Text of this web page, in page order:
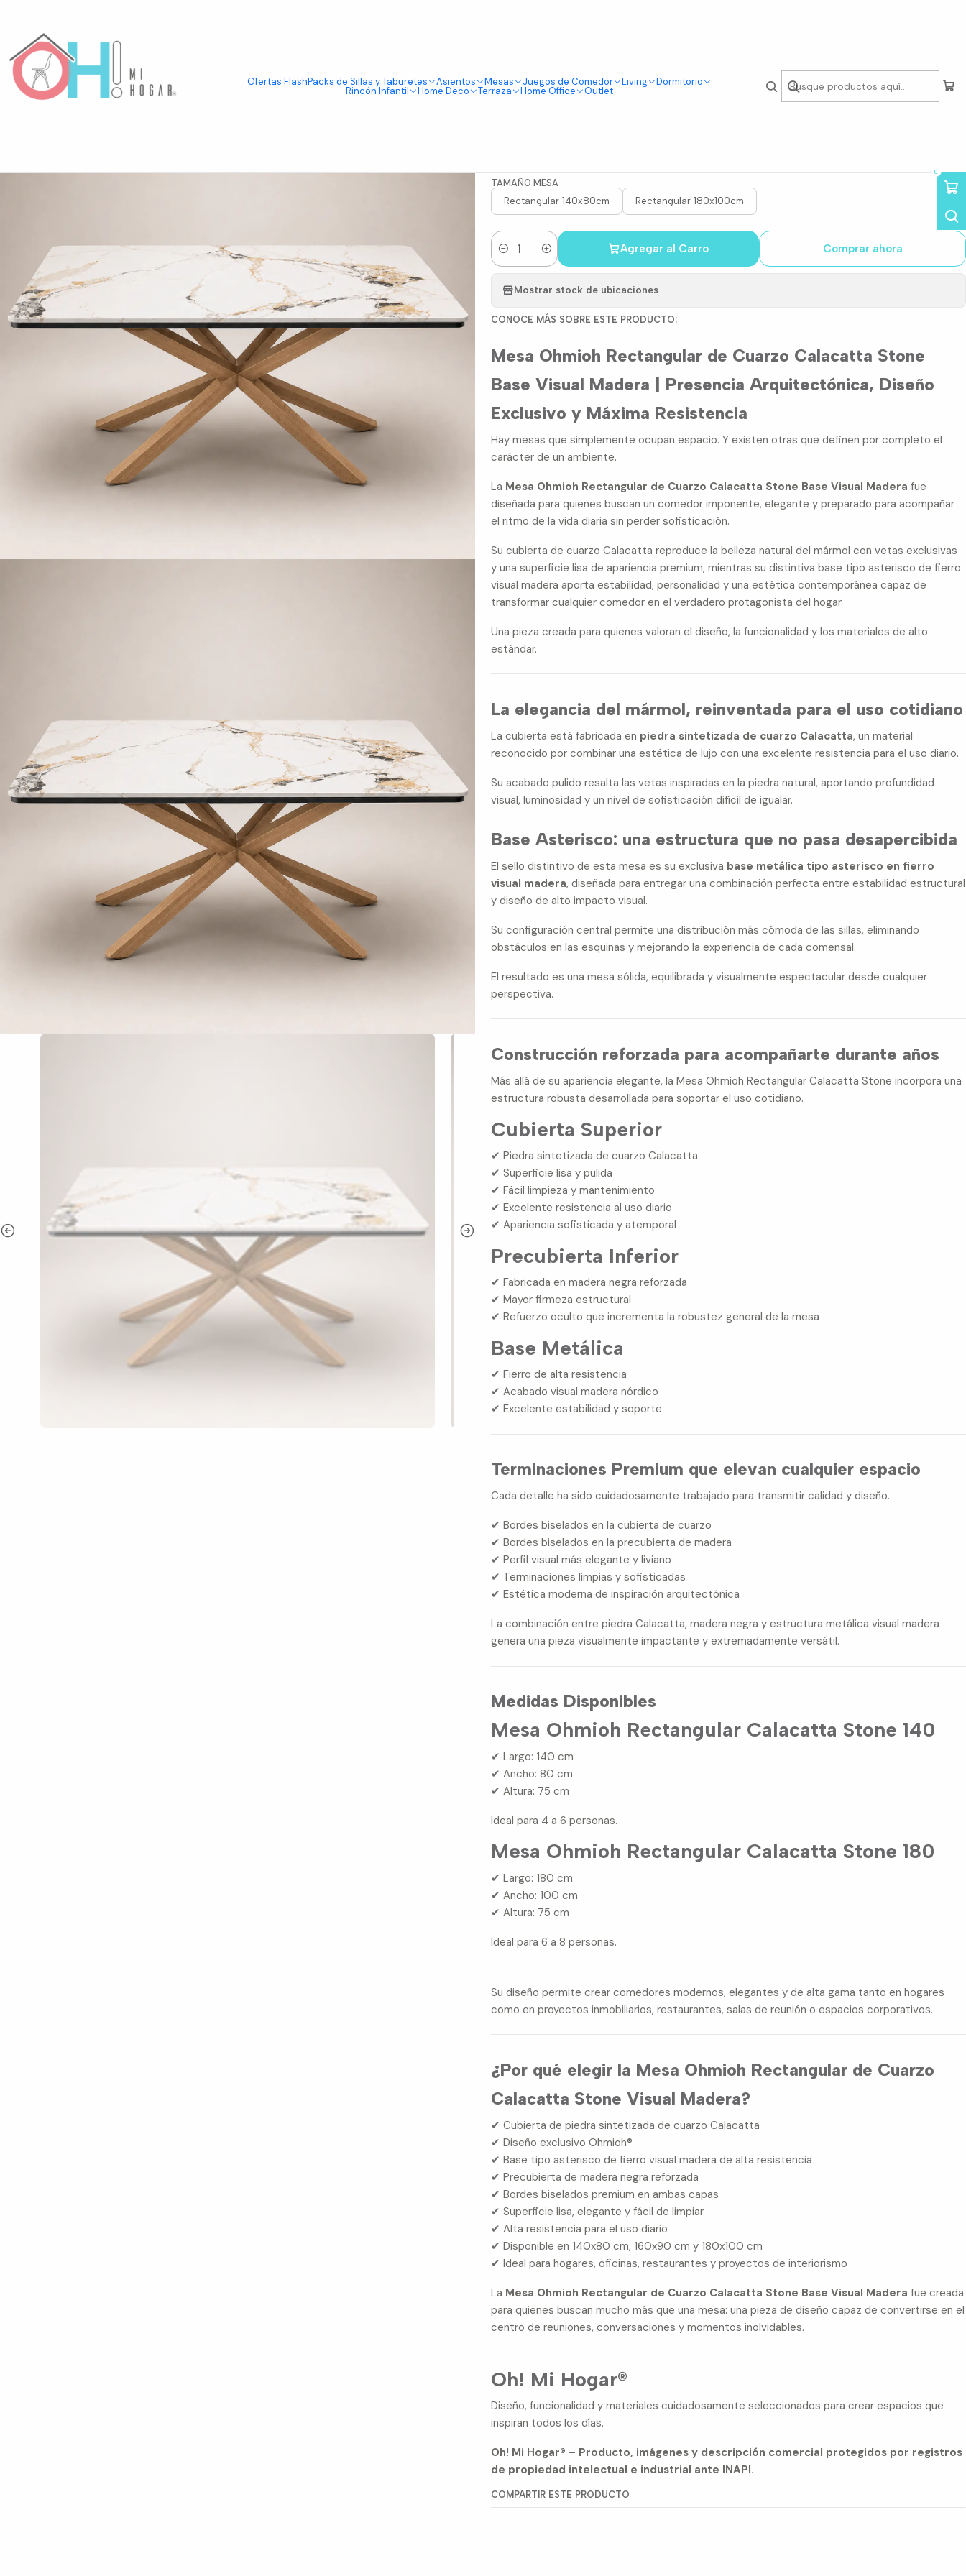
Ofertas FlashPacks de Sillas y Taburetes Asientos Mesas Juegos de Comedor Living Dormitorio
Rincón Infantil Home Deco Terraza Home Office Outlet
0
Mesas
|
Mesa Ohmioh Rectangular de
TAMAÑO MESA
Rectangular 140x80cm Rectangular 180x100cm
Cantidad
Agregar al Carro Comprar ahora
Mostrar stock de ubicaciones
CONOCE MÁS SOBRE ESTE PRODUCTO:
Mesa Ohmioh Rectangular de Cuarzo Calacatta Stone
Base Visual Madera | Presencia Arquitectónica, Diseño
Exclusivo y Máxima Resistencia
Hay mesas que simplemente ocupan espacio. Y existen otras que definen por completo el
carácter de un ambiente.
La Mesa Ohmioh Rectangular de Cuarzo Calacatta Stone Base Visual Madera fue
diseñada para quienes buscan un comedor imponente, elegante y preparado para acompañar
el ritmo de la vida diaria sin perder sofisticación.
Su cubierta de cuarzo Calacatta reproduce la belleza natural del mármol con vetas exclusivas
y una superficie lisa de apariencia premium, mientras su distintiva base tipo asterisco de fierro
visual madera aporta estabilidad, personalidad y una estética contemporánea capaz de
transformar cualquier comedor en el verdadero protagonista del hogar.
Una pieza creada para quienes valoran el diseño, la funcionalidad y los materiales de alto
estándar.
La elegancia del mármol, reinventada para el uso cotidiano
La cubierta está fabricada en piedra sintetizada de cuarzo Calacatta, un material
reconocido por combinar una estética de lujo con una excelente resistencia para el uso diario.
Su acabado pulido resalta las vetas inspiradas en la piedra natural, aportando profundidad
visual, luminosidad y un nivel de sofisticación difícil de igualar.
Base Asterisco: una estructura que no pasa desapercibida
El sello distintivo de esta mesa es su exclusiva base metálica tipo asterisco en fierro
visual madera, diseñada para entregar una combinación perfecta entre estabilidad estructural
y diseño de alto impacto visual.
Su configuración central permite una distribución más cómoda de las sillas, eliminando
obstáculos en las esquinas y mejorando la experiencia de cada comensal.
El resultado es una mesa sólida, equilibrada y visualmente espectacular desde cualquier
perspectiva.
Construcción reforzada para acompañarte durante años
Más allá de su apariencia elegante, la Mesa Ohmioh Rectangular Calacatta Stone incorpora una
estructura robusta desarrollada para soportar el uso cotidiano.
Cubierta Superior
✔ Piedra sintetizada de cuarzo Calacatta
✔ Superficie lisa y pulida
✔ Fácil limpieza y mantenimiento
✔ Excelente resistencia al uso diario
✔ Apariencia sofisticada y atemporal
Precubierta Inferior
✔ Fabricada en madera negra reforzada
✔ Mayor firmeza estructural
✔ Refuerzo oculto que incrementa la robustez general de la mesa
Base Metálica
✔ Fierro de alta resistencia
✔ Acabado visual madera nórdico
✔ Excelente estabilidad y soporte
Terminaciones Premium que elevan cualquier espacio
Cada detalle ha sido cuidadosamente trabajado para transmitir calidad y diseño.
✔ Bordes biselados en la cubierta de cuarzo
✔ Bordes biselados en la precubierta de madera
✔ Perfil visual más elegante y liviano
✔ Terminaciones limpias y sofisticadas
✔ Estética moderna de inspiración arquitectónica
La combinación entre piedra Calacatta, madera negra y estructura metálica visual madera
genera una pieza visualmente impactante y extremadamente versátil.
Medidas Disponibles
Mesa Ohmioh Rectangular Calacatta Stone 140
✔ Largo: 140 cm
✔ Ancho: 80 cm
✔ Altura: 75 cm
Ideal para 4 a 6 personas.
Mesa Ohmioh Rectangular Calacatta Stone 180
✔ Largo: 180 cm
✔ Ancho: 100 cm
✔ Altura: 75 cm
Ideal para 6 a 8 personas.
Su diseño permite crear comedores modernos, elegantes y de alta gama tanto en hogares
como en proyectos inmobiliarios, restaurantes, salas de reunión o espacios corporativos.
¿Por qué elegir la Mesa Ohmioh Rectangular de Cuarzo
Calacatta Stone Visual Madera?
✔ Cubierta de piedra sintetizada de cuarzo Calacatta
✔ Diseño exclusivo Ohmioh®
✔ Base tipo asterisco de fierro visual madera de alta resistencia
✔ Precubierta de madera negra reforzada
✔ Bordes biselados premium en ambas capas
✔ Superficie lisa, elegante y fácil de limpiar
✔ Alta resistencia para el uso diario
✔ Disponible en 140x80 cm, 160x90 cm y 180x100 cm
✔ Ideal para hogares, oficinas, restaurantes y proyectos de interiorismo
La Mesa Ohmioh Rectangular de Cuarzo Calacatta Stone Base Visual Madera fue creada
para quienes buscan mucho más que una mesa: una pieza de diseño capaz de convertirse en el
centro de reuniones, conversaciones y momentos inolvidables.
Oh! Mi Hogar®
Diseño, funcionalidad y materiales cuidadosamente seleccionados para crear espacios que
inspiran todos los días.
Oh! Mi Hogar® – Producto, imágenes y descripción comercial protegidos por registros
de propiedad intelectual e industrial ante INAPI.
COMPARTIR ESTE PRODUCTO